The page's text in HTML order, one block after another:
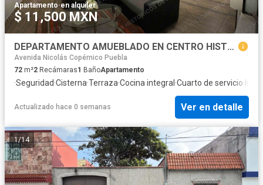
Apartamento·en alquiler
$ 11,500 MXN
DEPARTAMENTO AMUEBLADO EN CENTRO HISTÓRICO DE PUEBLA
Avenida Nicolás Copérnico Puebla
72 m²2 Recámaras1 BañoApartamento
·Seguridad·Cisterna·Terraza·Cocina integral ·Cuarto de servicio·
Actualizado hace 0 semanas Ver en detalle
1/14